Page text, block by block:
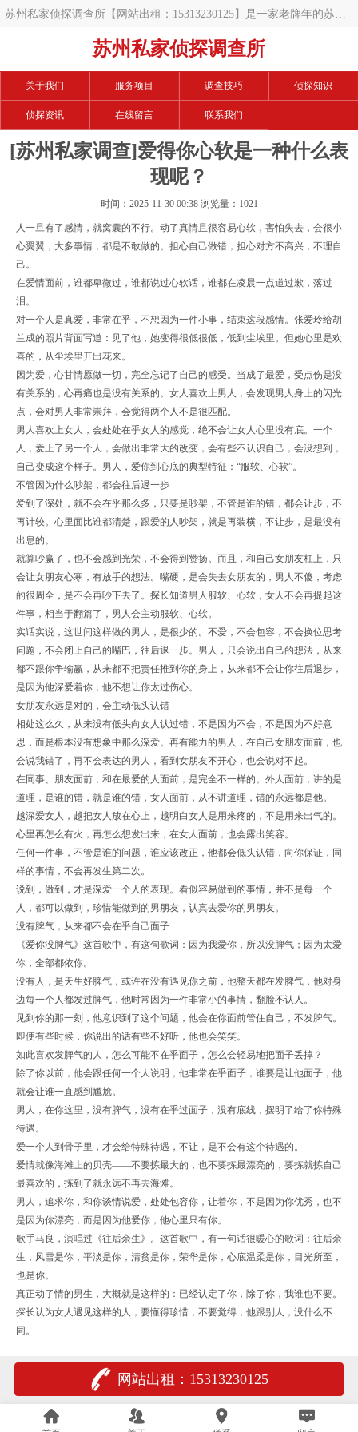
苏州私家侦探调查所【网站出租：15313230125】是一家老牌年的苏州
调查公司,开展的项目有苏州私人调查,苏州私家调查,苏州调查公司,苏州
信可以帮您解决难题.
苏州私家侦探调查所
关于我们 服务项目 调查技巧 侦探知识
侦探资讯 在线留言 联系我们
[苏州私家调查]爱得你心软是一种什么表
现呢？
时间：2025-11-30 00:38 浏览量：1021
人一旦有了感情，就窝囊的不行。动了真情且很容易心软，害怕失去，会很小
心翼翼，大多事情，都是不敢做的。担心自己做错，担心对方不高兴，不理自
己。
在爱情面前，谁都卑微过，谁都说过心软话，谁都在凌晨一点道过歉，落过
泪。
对一个人是真爱，非常在乎，不想因为一件小事，结束这段感情。张爱玲给胡
兰成的照片背面写道：见了他，她变得很低很低，低到尘埃里。但她心里是欢
喜的，从尘埃里开出花来。
因为爱，心甘情愿做一切，完全忘记了自己的感受。当成了最爱，受点伤是没
有关系的，心再痛也是没有关系的。女人喜欢上男人，会发现男人身上的闪光
点，会对男人非常崇拜，会觉得两个人不是很匹配。
男人喜欢上女人，会处处在乎女人的感觉，绝不会让女人心里没有底。一个
人，爱上了另一个人，会做出非常大的改变，会有些不认识自己，会没想到，
自己变成这个样子。男人，爱你到心底的典型特征：“服软、心软”。
不管因为什么吵架，都会往后退一步
爱到了深处，就不会在乎那么多，只要是吵架，不管是谁的错，都会让步，不
再计较。心里面比谁都清楚，跟爱的人吵架，就是再装横，不让步，是最没有
出息的。
就算吵赢了，也不会感到光荣，不会得到赞扬。而且，和自己女朋友杠上，只
会让女朋友心寒，有放手的想法。嘴硬，是会失去女朋友的，男人不傻，考虑
的很周全，是不会再吵下去了。探长知道男人服软、心软，女人不会再提起这
件事，相当于翻篇了，男人会主动服软、心软。
实话实说，这世间这样做的男人，是很少的。不爱，不会包容，不会换位思考
问题，不会闭上自己的嘴巴，往后退一步。男人，只会说出自己的想法，从来
都不跟你争输赢，从来都不把责任推到你的身上，从来都不会让你往后退步，
是因为他深爱着你，他不想让你太过伤心。
女朋友永远是对的，会主动低头认错
相处这么久，从来没有低头向女人认过错，不是因为不会，不是因为不好意
思，而是根本没有想象中那么深爱。再有能力的男人，在自己女朋友面前，也
会说我错了，再不会表达的男人，看到女朋友不开心，也会说对不起。
在同事、朋友面前，和在最爱的人面前，是完全不一样的。外人面前，讲的是
道理，是谁的错，就是谁的错，女人面前，从不讲道理，错的永远都是他。
越深爱女人，越把女人放在心上，越明白女人是用来疼的，不是用来出气的。
心里再怎么有火，再怎么想发出来，在女人面前，也会露出笑容。
任何一件事，不管是谁的问题，谁应该改正，他都会低头认错，向你保证，同
样的事情，不会再发生第二次。
说到，做到，才是深爱一个人的表现。看似容易做到的事情，并不是每一个
人，都可以做到，珍惜能做到的男朋友，认真去爱你的男朋友。
没有脾气，从来都不会在乎自己面子
《爱你没脾气》这首歌中，有这句歌词：因为我爱你，所以没脾气；因为太爱
你，全部都依你。
没有人，是天生好脾气，或许在没有遇见你之前，他整天都在发脾气，他对身
边每一个人都发过脾气，他时常因为一件非常小的事情，翻脸不认人。
见到你的那一刻，他意识到了这个问题，他会在你面前管住自己，不发脾气。
即便有些时候，你说出的话有些不好听，他也会笑笑。
如此喜欢发脾气的人，怎么可能不在乎面子，怎么会轻易地把面子丢掉？
除了你以前，他会跟任何一个人说明，他非常在乎面子，谁要是让他面子，他
就会让谁一直感到尴尬。
男人，在你这里，没有脾气，没有在乎过面子，没有底线，摆明了给了你特殊
待遇。
爱一个人到骨子里，才会给特殊待遇，不让，是不会有这个待遇的。
爱情就像海滩上的贝壳——不要拣最大的，也不要拣最漂亮的，要拣就拣自己
最喜欢的，拣到了就永远不再去海滩。
男人，追求你，和你谈情说爱，处处包容你，让着你，不是因为你优秀，也不
是因为你漂亮，而是因为他爱你，他心里只有你。
歌手马良，演唱过《往后余生》。这首歌中，有一句话很暖心的歌词：往后余
生，风雪是你，平淡是你，清贫是你，荣华是你，心底温柔是你，目光所至，
也是你。
真正动了情的男生，大概就是这样的：已经认定了你，除了你，我谁也不要。
探长认为女人遇见这样的人，要懂得珍惜，不要觉得，他跟别人，没什么不
同。
网站出租：15313230125